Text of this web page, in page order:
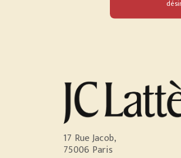
17 Rue Jacob,
75006 Paris